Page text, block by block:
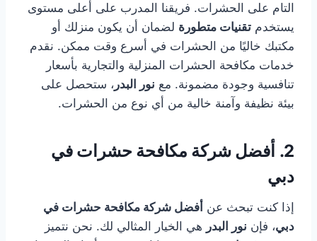
التام على الحشرات. فريقنا المدرب على أعلى مستوى
يستخدم تقنيات متطورة لضمان أن يكون منزلك أو
مكتبك خاليًا من الحشرات في أسرع وقت ممكن. نقدم
خدمات مكافحة الحشرات المنزلية والتجارية بأسعار
تنافسية وجودة مضمونة. مع نور البدر ، ستحصل على
بيئة نظيفة وآمنة خالية من أي نوع من الحشرات.
2.
أفضل شركة مكافحة حشرات في
دبي
إذا كنت تبحث عن أفضل شركة مكافحة حشرات في
دبي، فإن نور البدر هي الخيار المثالي لك. نحن نتميز